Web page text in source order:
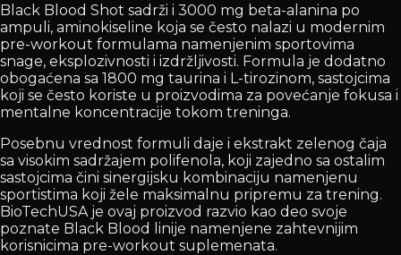
Black Blood Shot sadrži i 3000 mg beta-alanina po
ampuli, aminokiseline koja se često nalazi u modernim
pre-workout formulama namenjenim sportovima
snage, eksplozivnosti i izdržljivosti. Formula je dodatno
obogaćena sa 1800 mg taurina i L-tirozinom, sastojcima
koji se često koriste u proizvodima za povećanje fokusa i
mentalne koncentracije tokom treninga.
Posebnu vrednost formuli daje i ekstrakt zelenog čaja
sa visokim sadržajem polifenola, koji zajedno sa ostalim
sastojcima čini sinergijsku kombinaciju namenjenu
sportistima koji žele maksimalnu pripremu za trening.
BioTechUSA je ovaj proizvod razvio kao deo svoje
poznate Black Blood linije namenjene zahtevnijim
korisnicima pre-workout suplemenata.